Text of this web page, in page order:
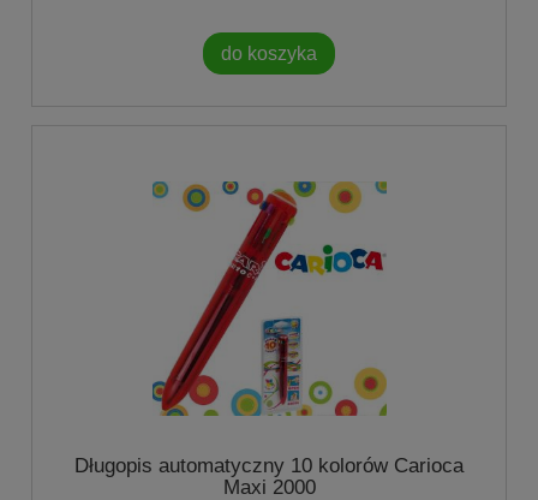
do koszyka
Długopis automatyczny 10 kolorów Carioca
Maxi 2000